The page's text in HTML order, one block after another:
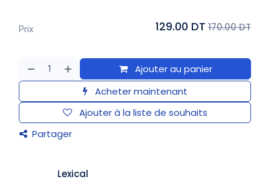
Ajouter au panier
Acheter maintenant
Ajouter à la liste de souhaits
Partager
Prix 129.00 DT 170.00 DT
Lexical